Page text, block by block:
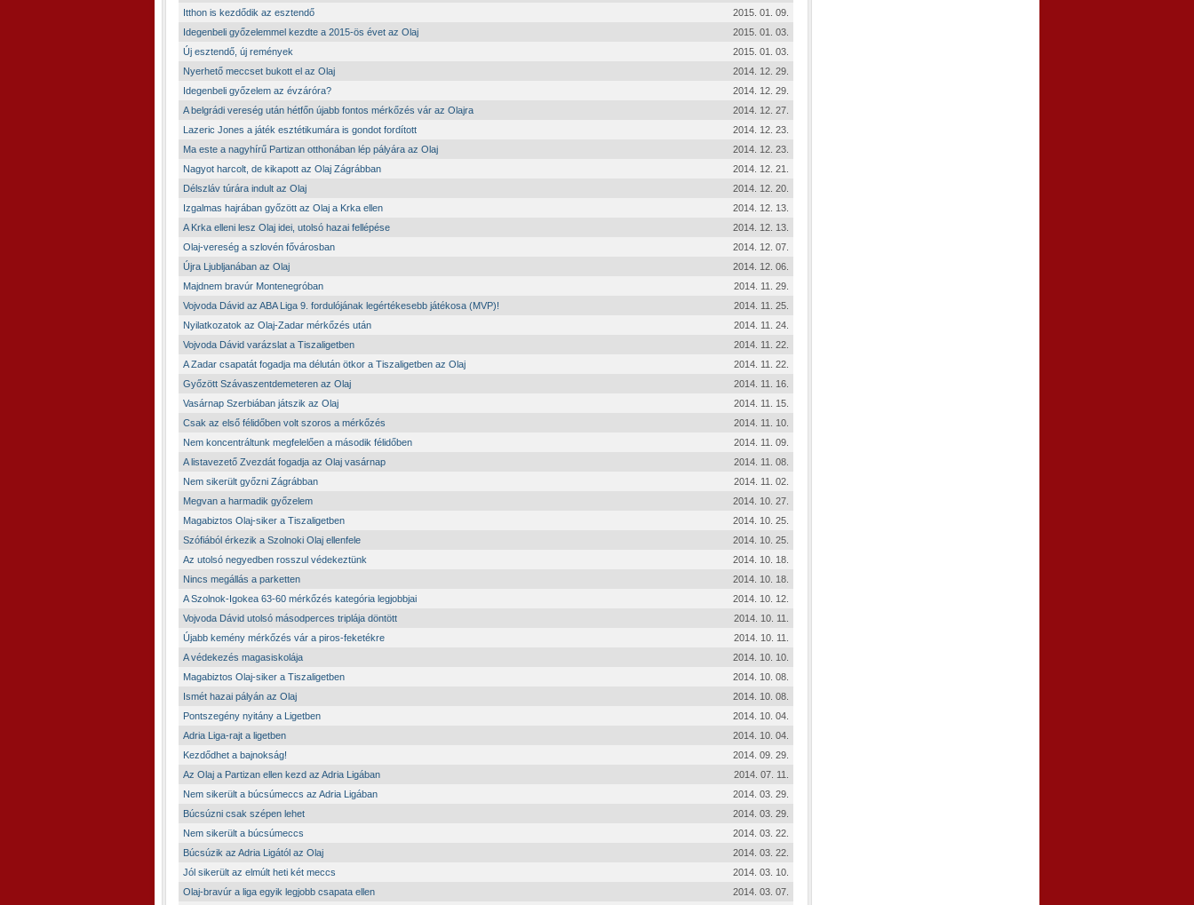
Itthon is kezdődik az esztendő
2015. 01. 09.
Idegenbeli győzelemmel kezdte a 2015-ös évet az Olaj
2015. 01. 03.
Új esztendő, új remények
2015. 01. 03.
Nyerhető meccset bukott el az Olaj
2014. 12. 29.
Idegenbeli győzelem az évzáróra?
2014. 12. 29.
A belgrádi vereség után hétfőn újabb fontos mérkőzés vár az Olajra
2014. 12. 27.
Lazeric Jones a játék esztétikumára is gondot fordított
2014. 12. 23.
Ma este a nagyhírű Partizan otthonában lép pályára az Olaj
2014. 12. 23.
Nagyot harcolt, de kikapott az Olaj Zágrábban
2014. 12. 21.
Délszláv túrára indult az Olaj
2014. 12. 20.
Izgalmas hajrában győzött az Olaj a Krka ellen
2014. 12. 13.
A Krka elleni lesz Olaj idei, utolsó hazai fellépése
2014. 12. 13.
Olaj-vereség a szlovén fővárosban
2014. 12. 07.
Újra Ljubljanában az Olaj
2014. 12. 06.
Majdnem bravúr Montenegróban
2014. 11. 29.
Vojvoda Dávid az ABA Liga 9. fordulójának legértékesebb játékosa (MVP)!
2014. 11. 25.
Nyilatkozatok az Olaj-Zadar mérkőzés után
2014. 11. 24.
Vojvoda Dávid varázslat a Tiszaligetben
2014. 11. 22.
A Zadar csapatát fogadja ma délután ötkor a Tiszaligetben az Olaj
2014. 11. 22.
Győzött Szávaszentdemeteren az Olaj
2014. 11. 16.
Vasárnap Szerbiában játszik az Olaj
2014. 11. 15.
Csak az első félidőben volt szoros a mérkőzés
2014. 11. 10.
Nem koncentráltunk megfelelően a második félidőben
2014. 11. 09.
A listavezető Zvezdát fogadja az Olaj vasárnap
2014. 11. 08.
Nem sikerült győzni Zágrábban
2014. 11. 02.
Megvan a harmadik győzelem
2014. 10. 27.
Magabiztos Olaj-siker a Tiszaligetben
2014. 10. 25.
Szófiából érkezik a Szolnoki Olaj ellenfele
2014. 10. 25.
Az utolsó negyedben rosszul védekeztünk
2014. 10. 18.
Nincs megállás a parketten
2014. 10. 18.
A Szolnok-Igokea 63-60 mérkőzés kategória legjobbjai
2014. 10. 12.
Vojvoda Dávid utolsó másodperces triplája döntött
2014. 10. 11.
Újabb kemény mérkőzés vár a piros-feketékre
2014. 10. 11.
A védekezés magasiskolája
2014. 10. 10.
Magabiztos Olaj-siker a Tiszaligetben
2014. 10. 08.
Ismét hazai pályán az Olaj
2014. 10. 08.
Pontszegény nyitány a Ligetben
2014. 10. 04.
Adria Liga-rajt a ligetben
2014. 10. 04.
Kezdődhet a bajnokság!
2014. 09. 29.
Az Olaj a Partizan ellen kezd az Adria Ligában
2014. 07. 11.
Nem sikerült a búcsúmeccs az Adria Ligában
2014. 03. 29.
Búcsúzni csak szépen lehet
2014. 03. 29.
Nem sikerült a búcsúmeccs
2014. 03. 22.
Búcsúzik az Adria Ligától az Olaj
2014. 03. 22.
Jól sikerült az elmúlt heti két meccs
2014. 03. 10.
Olaj-bravúr a liga egyik legjobb csapata ellen
2014. 03. 07.